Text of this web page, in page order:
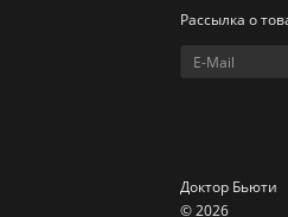
Рассылка о
Доктор Бьюти
© 2026